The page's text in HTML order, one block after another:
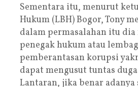
Sementara itu, menurut
Hukum (LBH) Bogor, Tony
dalam permasalahan itu
penegak hukum atau
pemberantasan korupsi
dapat mengusut tuntas
Lantaran, jika benar